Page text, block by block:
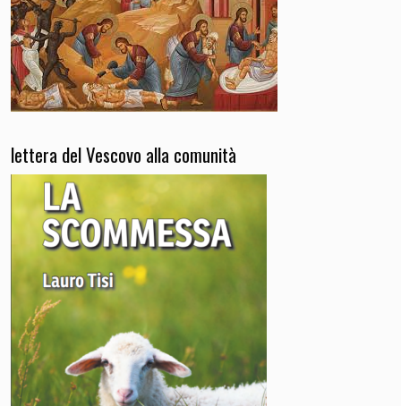
lettera del Vescovo alla comunità